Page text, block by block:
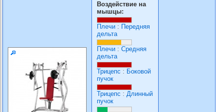
Воздействие на
мышцы:
Плечи : Передняя
дельта
Плечи : Средняя
дельта
Трицепс : Боковой
пучок
Трицепс : Длинный
пучок